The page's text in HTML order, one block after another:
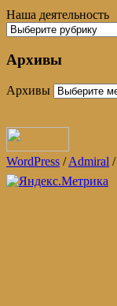
Наша деятельность
Архивы
Архивы
WordPress /Admiral /